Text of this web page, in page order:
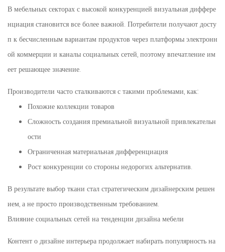
В мебельных секторах с высокой конкуренцией визуальная диффере
нциация становится все более важной. Потребители получают досту
п к бесчисленным вариантам продуктов через платформы электронн
ой коммерции и каналы социальных сетей, поэтому впечатление им
еет решающее значение.
Производители часто сталкиваются с такими проблемами, как:
Похожие коллекции товаров
Сложность создания премиальной визуальной привлекательн
ости
Ограниченная материальная дифференциация
Рост конкуренции со стороны недорогих альтернатив.
В результате выбор ткани стал стратегическим дизайнерским решен
ием, а не просто производственным требованием.
Влияние социальных сетей на тенденции дизайна мебели
Контент о дизайне интерьера продолжает набирать популярность на